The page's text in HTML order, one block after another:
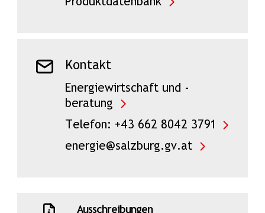
Kontakt
Energiewirtschaft und -
beratung
Telefon: +43 662 8042 3791
energie@salzburg.gv.at
Ausschreibungen